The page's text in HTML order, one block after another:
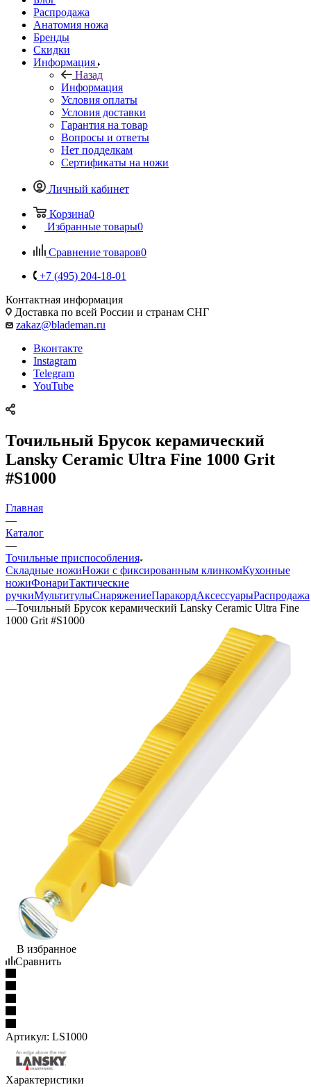
Распродажа
Анатомия ножа
Бренды
Скидки
Информация
Назад
Информация
Условия оплаты
Условия доставки
Гарантия на товар
Вопросы и ответы
Нет подделкам
Сертификаты на ножи
Личный кабинет
Корзина0
Избранные товары0
Сравнение товаров0
+7 (495) 204-18-01
Контактная информация
Доставка по всей России и странам СНГ
zakaz@blademan.ru
Вконтакте
Instagram
Telegram
YouTube
Точильный Брусок керамический
Lansky Ceramic Ultra Fine 1000 Grit
#S1000
Главная
—
Каталог
—
Точильные приспособления
Складные ножиНожи с фиксированным клинкомКухонные
ножиФонариТактические
ручкиМультитулыСнаряжениеПаракордАксессуарыРаспродажа
—Точильный Брусок керамический Lansky Ceramic Ultra Fine
1000 Grit #S1000
В избранное
Сравнить
Артикул: LS1000
Характеристики